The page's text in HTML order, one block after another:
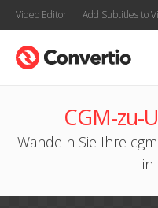
Video Editor Add Subtitles to
CGM-zu-
Wandeln Sie Ihre
in